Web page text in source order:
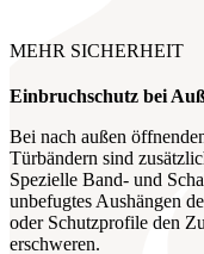
MEHR SICHERHEIT
Einbruchschutz bei
Bei nach außen
Türbändern sind
Spezielle Band‑ und
unbefugtes Aushängen
oder Schutzprofile den
erschweren.